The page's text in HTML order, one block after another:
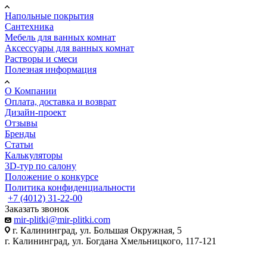
Напольные покрытия
Сантехника
Мебель для ванных комнат
Аксессуары для ванных комнат
Растворы и смеси
Полезная информация
О Компании
Оплата, доставка и возврат
Дизайн-проект
Отзывы
Бренды
Статьи
Калькуляторы
3D-тур по салону
Положение о конкурсе
Политика конфиденциальности
+7 (4012) 31-22-00
Заказать звонок
mir-plitki@mir-plitki.com
г. Калининград, ул. Большая Окружная, 5
г. Калининград, ул. Богдана Хмельницкого, 117-121